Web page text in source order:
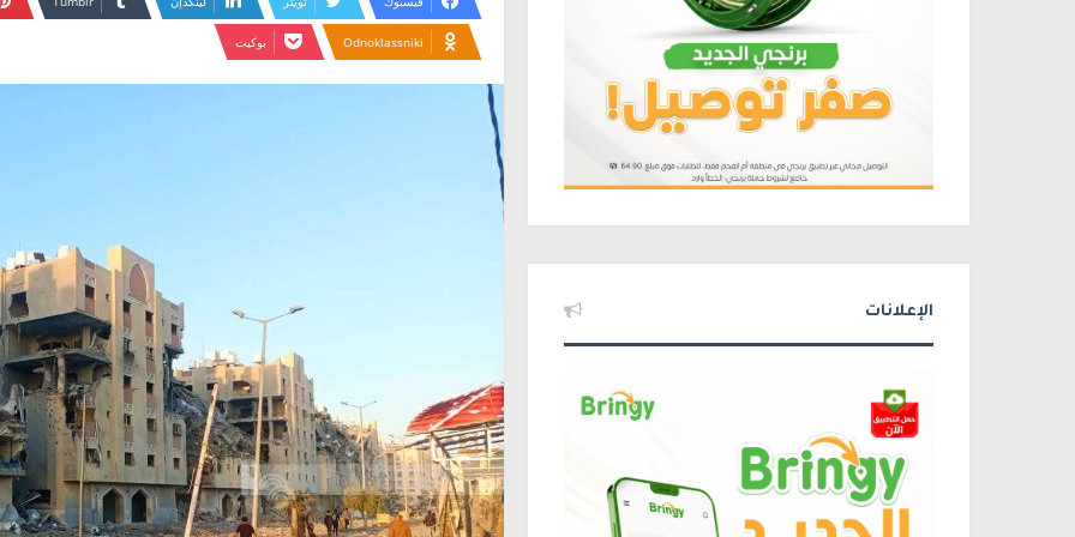
Odnoklassniki بوكيت
الإعلانات